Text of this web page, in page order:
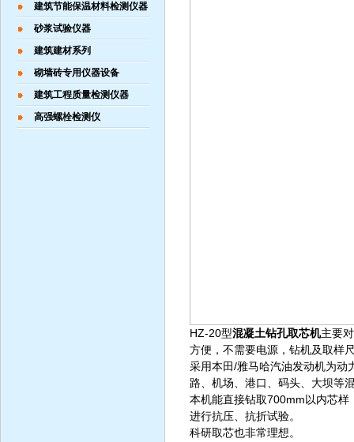
建筑节能保温材料检测仪器
砂浆试验仪器
建筑建材系列
砌墙砖专用仪器设备
建筑工程质量检测仪器
高强螺栓检测仪
HZ-20型混凝土钻孔取芯机主要
方便，不需要电源，钻机及取样
采用本田/雅马哈汽油发动机为动
路、机场、港口、码头、大坝等
本机能直接钻取700mm以内芯
进行抗压、抗折试验。
科研取芯也非常理想。